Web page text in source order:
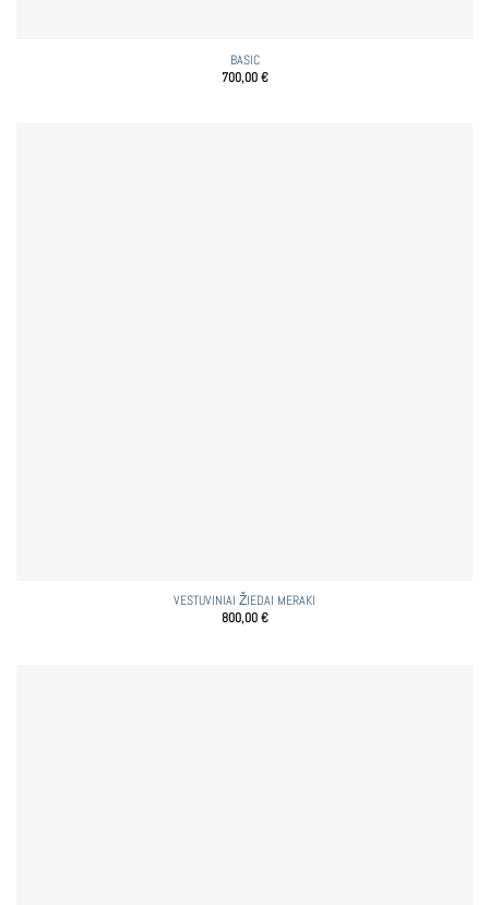
BASIC
700,00€
VESTUVINIAI ŽIEDAI MERAKI
800,00€